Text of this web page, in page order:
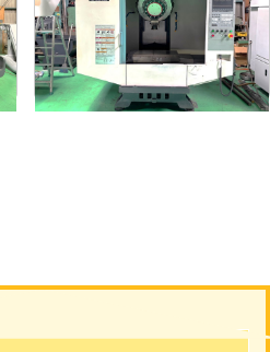
メーカー ブラザー
形 式 TC-S2C-O
年 式2007
ついて